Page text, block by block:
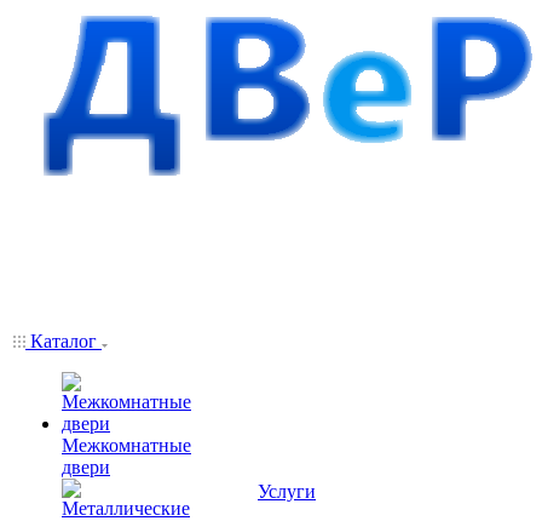
Каталог
Межкомнатные
двери
Услуги